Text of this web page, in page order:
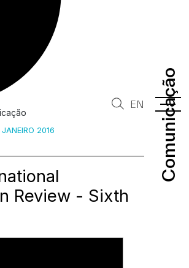
Comunicação
Comunicação
EN
JANEIRO 2016
Review - Sixth